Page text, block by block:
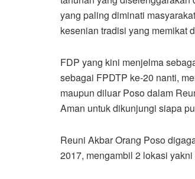
yang paling diminati
kesenian tradisi yang memikat
FDP yang kini menjelma
sebagai FPDTP ke-20 nanti,
maupun diluar Poso dalam
Aman untuk dikunjungi siapa
Reuni Akbar Orang Poso
2017, mengambil 2 lokasi